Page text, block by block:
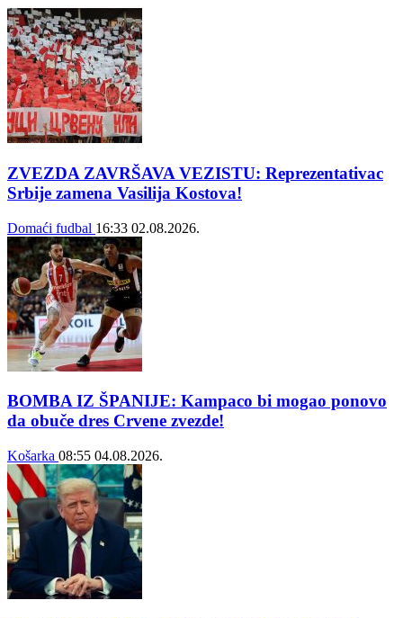
ZVEZDA ZAVRŠAVA VEZISTU: Reprezentativac
Srbije zamena Vasilija Kostova!
Domaći fudbal 16:33 02.08.2026.
BOMBA IZ ŠPANIJE: Kampaco bi mogao ponovo
da obuče dres Crvene zvezde!
Košarka 08:55 04.08.2026.